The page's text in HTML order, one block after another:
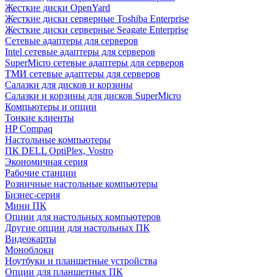
Жесткие диски OpenYard
Жесткие диски серверные Toshiba Enterprise
Жесткие диски серверные Seagate Enterprise
Сетевые адаптеры для серверов
Intel сетевые адаптеры для серверов
SuperMicro сетевые адаптеры для серверов
ТМИ сетевые адаптеры для серверов
Салазки для дисков и корзины
Салазки и корзины для дисков SuperMicro
Компьютеры и опции
Тонкие клиенты
HP Compaq
Настольные компьютеры
ПК DELL OptiPlex, Vostro
Экономичная серия
Рабочие станции
Розничные настольные компьютеры
Бизнес-серия
Мини ПК
Опции для настольных компьютеров
Другие опции для настольных ПК
Видеокарты
Моноблоки
Ноутбуки и планшетные устройства
Опции для планшетных ПК